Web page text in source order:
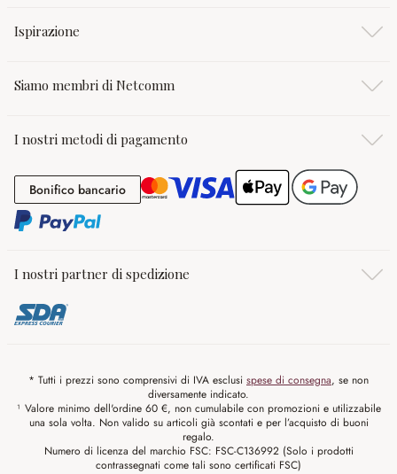
Ispirazione
Siamo membri di Netcomm
I nostri metodi di pagamento
Bonifico bancarioBonifico bancario
I nostri partner di spedizione
* Tutti i prezzi sono comprensivi di IVA esclusi spese di consegna, se non
diversamente indicato.
¹ Valore minimo dell'ordine 60 €, non cumulabile con promozioni e utilizzabile
una sola volta. Non valido su articoli già scontati e per l’acquisto di buoni
regalo.
Numero di licenza del marchio FSC: FSC-C136992 (Solo i prodotti
contrassegnati come tali sono certificati FSC)